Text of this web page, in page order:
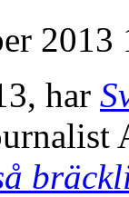
2013
har